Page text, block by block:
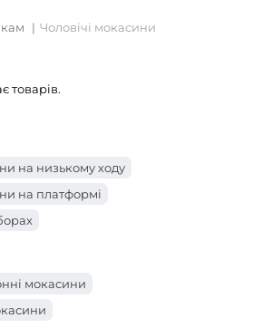
Чоловічі мокасини
товарів.
на низькому ходу
на платформі
мокасини